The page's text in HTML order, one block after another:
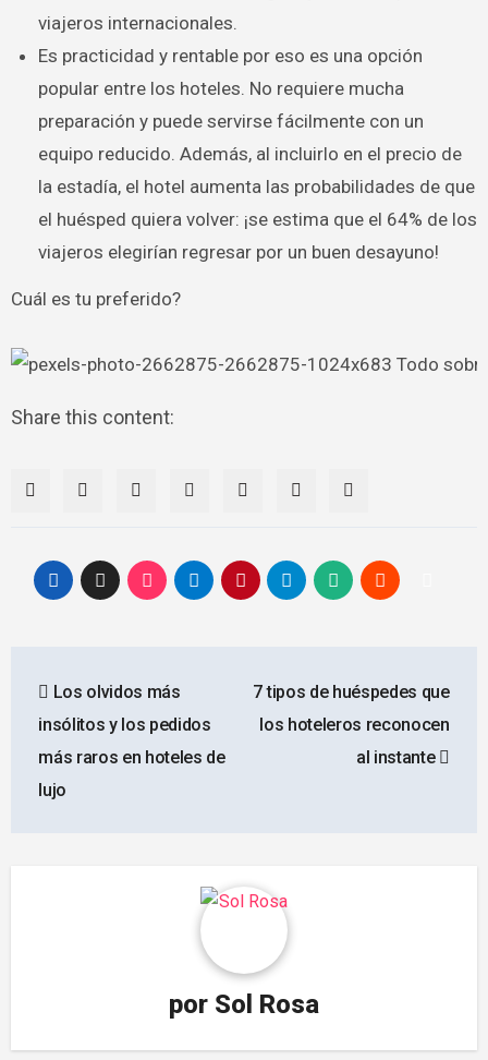
viajeros internacionales.
Es practicidad y rentable por eso es una opción
popular entre los hoteles. No requiere mucha
preparación y puede servirse fácilmente con un
equipo reducido. Además, al incluirlo en el precio de
la estadía, el hotel aumenta las probabilidades de que
el huésped quiera volver: ¡se estima que el 64% de los
viajeros elegirían regresar por un buen desayuno!
Cuál es tu preferido?
Share this content:
de
entradas
Los olvidos más
insólitos y los pedidos
más raros en hoteles de
lujo
7 tipos de huéspedes que
los hoteleros reconocen
al instante
por Sol Rosa